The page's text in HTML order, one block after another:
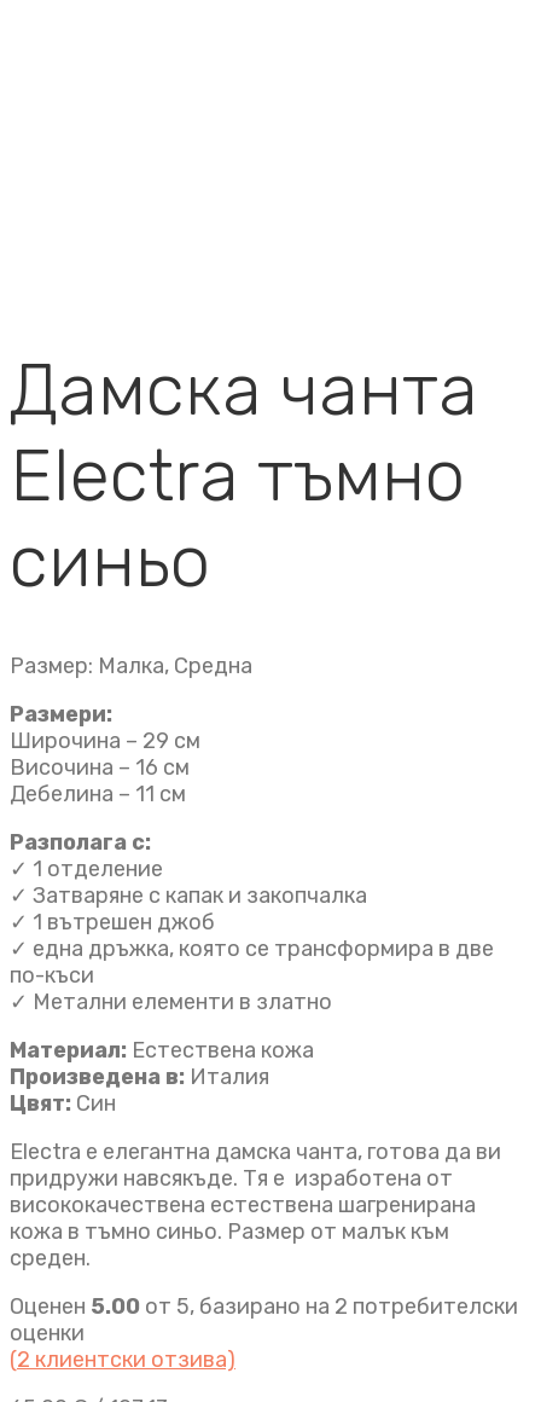
Дамска чанта
Electra тъмно
синьо
Размер: Малка, Средна
Размери:
Широчина – 29 см
Височина – 16 см
Дебелина – 11 см
Разполага с:
✓ 1 отделение
✓ Затваряне с капак и закопчалка
✓ 1 вътрешен джоб
✓ една дръжка, която се трансформира в две
по-къси
✓ Метални елементи в златно
Материал: Естествена кожа
Произведена в: Италия
Цвят: Син
Electra e елегантна дамска чанта, готова да ви
придружи навсякъде. Тя е изработена от
висококачествена естествена шагренирана
кожа в тъмно синьо. Размер от малък към
среден.
Оценен 5.00 от 5, базирано на 2 потребителски
оценки
(2 клиентски отзива)